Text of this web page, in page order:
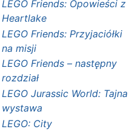
LEGO Friends: Opowieści z
Heartlake
LEGO Friends: Przyjaciółki
na misji
LEGO Friends – następny
rozdział
LEGO Jurassic World: Tajna
wystawa
LEGO: City